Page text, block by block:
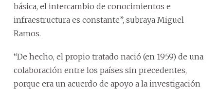
básica, el intercambio de conocimientos e
infraestructura es constante”, subraya Miguel
Ramos.
“De hecho, el propio tratado nació (en 1959) de una
colaboración entre los países sin precedentes,
porque era un acuerdo de apoyo a la investigación